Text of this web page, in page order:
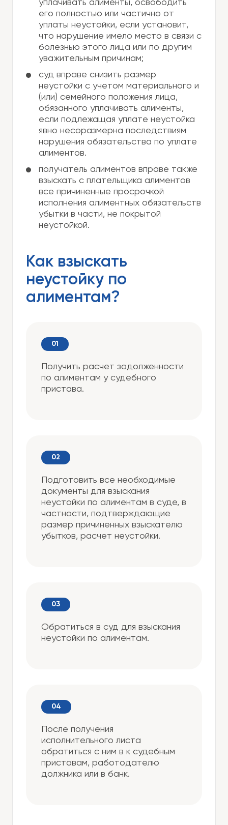
уплачивать алименты, освободить
его полностью или частично от
уплаты неустойки, если установит,
что нарушение имело место в связи с
болезнью этого лица или по другим
уважительным причинам;
суд вправе снизить размер
неустойки с учетом материального и
(или) семейного положения лица,
обязанного уплачивать алименты,
если подлежащая уплате неустойка
явно несоразмерна последствиям
нарушения обязательства по уплате
алиментов.
получатель алиментов вправе также
взыскать с плательщика алиментов
все причиненные просрочкой
исполнения алиментных обязательств
убытки в части, не покрытой
неустойкой.
Как взыскать
неустойку по
алиментам?
Получить расчет задолженности
по алиментам у судебного
пристава.
Подготовить все необходимые
документы для взыскания
неустойки по алиментам в суде, в
частности, подтверждающие
размер причиненных взыскателю
убытков, расчет неустойки.
Обратиться в суд для взыскания
неустойки по алиментам.
После получения
исполнительного листа
обратиться с ним в к судебным
приставам, работодателю
должника или в банк.